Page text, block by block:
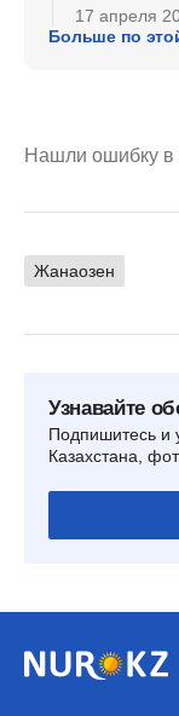
17 апреля
Больше по
Нашли ошибку в
Жанаозен
Узнавайте
Подпишитесь и
Казахстана,